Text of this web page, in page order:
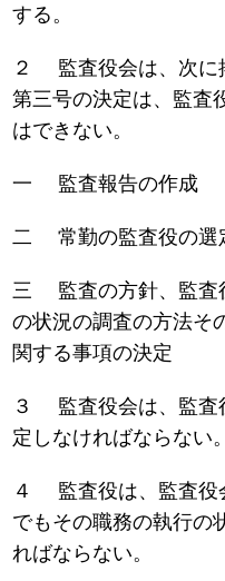
する。
２ 監査役会は、次に
第三号の決定は、監査
はできない。
一 監査報告の作成
二 常勤の監査役の選
三 監査の方針、監査
の状況の調査の方法そ
関する事項の決定
３ 監査役会は、監査
定しなければならない。
４ 監査役は、監査役
でもその職務の執行の
ればならない。